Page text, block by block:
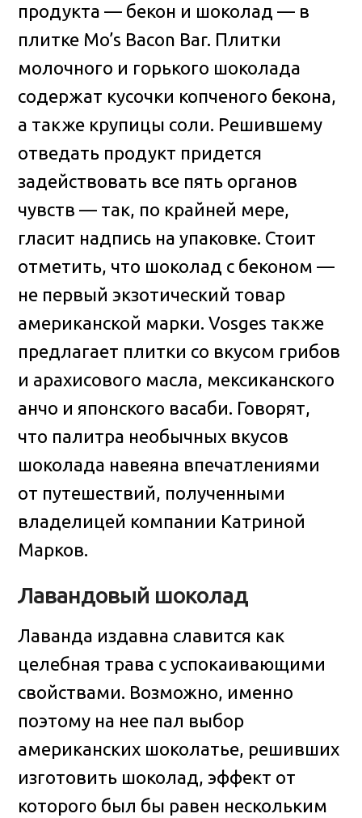
продукта — бекон и шоколад — в
плитке Mo’s Bacon Bar. Плитки
молочного и горького шоколада
содержат кусочки копченого бекона,
а также крупицы соли. Решившему
отведать продукт придется
задействовать все пять органов
чувств — так, по крайней мере,
гласит надпись на упаковке. Стоит
отметить, что шоколад с беконом —
не первый экзотический товар
американской марки. Vosges также
предлагает плитки со вкусом грибов
и арахисового масла, мексиканского
анчо и японского васаби. Говорят,
что палитра необычных вкусов
шоколада навеяна впечатлениями
от путешествий, полученными
владелицей компании Катриной
Марков.
Лавандовый шоколад
Лаванда издавна славится как
целебная трава с успокаивающими
свойствами. Возможно, именно
поэтому на нее пал выбор
американских шоколатье, решивших
изготовить шоколад, эффект от
которого был бы равен нескольким